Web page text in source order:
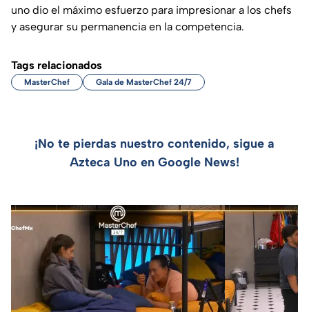
uno dio el máximo esfuerzo para impresionar a los chefs
y asegurar su permanencia en la competencia.
Tags relacionados
MasterChef Gala de MasterChef 24/7
¡No te pierdas nuestro contenido, sigue a
Azteca Uno en Google News!